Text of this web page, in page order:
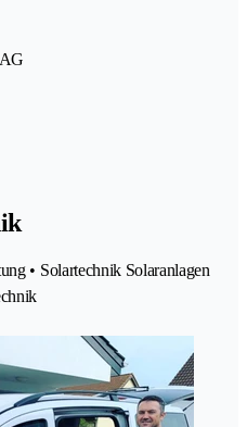
• Solartechnik Solaranlagen